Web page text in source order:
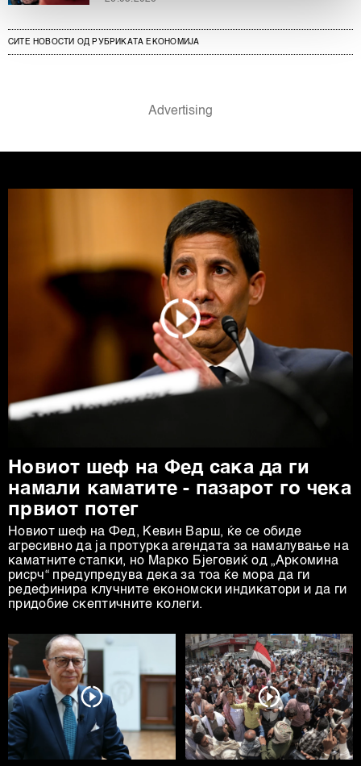
Заедничките ракувачи се HD-WIN ARENA SPORT
d.o.o. иПертнери. Повеќе за податоците кои ги
други слични технологии воПолитиката на
ја повлечете без негативни последици.
СИТЕ НОВОСТИ ОД РУБРИКАТА ЕКОНОМИЈА
Новиот шеф на Фед сака да ги
намали каматите - пазарот го чека
првиот потег
Новиот шеф на Фeд, Кевин Варш, ќе се обиде
агресивно да ја протурка агендата за намалување на
каматните стапки, но Марко Бјеговиќ од „Аркомина
рисрч“ предупредува дека за тоа ќе мора да ги
редефинира клучните економски индикатори и да ги
придобие скептичните колеги.